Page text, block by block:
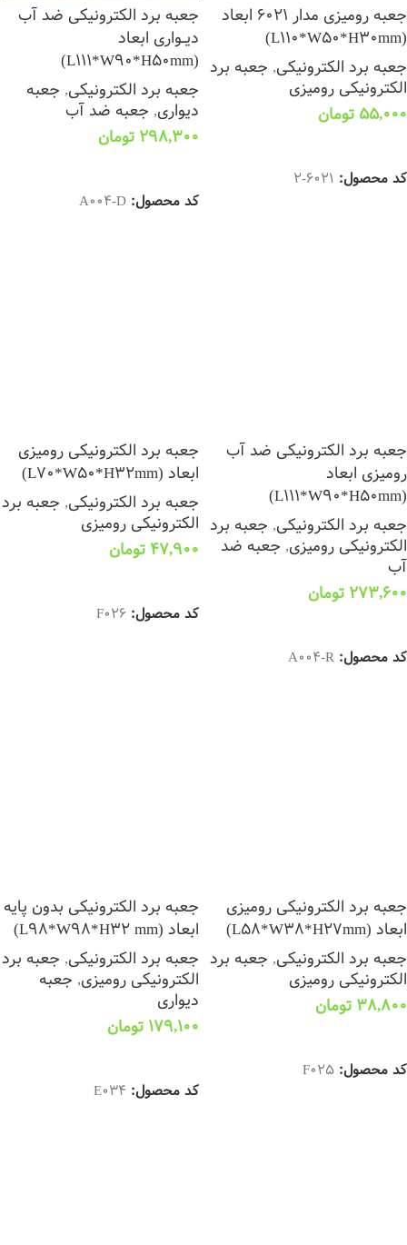
جعبه رومیزی مدار 6021 ابعاد
(L110*W50*H30mm)
جعبه برد الکترونیکی, جعبه برد
الکترونیکی رومیزی
55,000 تومان
کد محصول: 6021-2
جعبه برد الکترونیکی ضد آب
دیــواری ابعاد
(L111*W90*H50mm)
جعبه برد الکترونیکی, جعبه
دیواری, جعبه ضد آب
298,300 تومان
کد محصول: A004-D
جعبه برد الکترونیکی ضد آب
رومیزی ابعاد
(L111*W90*H50mm)
جعبه برد الکترونیکی, جعبه برد
الکترونیکی رومیزی, جعبه ضد
آب
273,600 تومان
کد محصول: A004-R
جعبه برد الکترونیکی رومیزی
ابعاد (L70*W50*H32mm)
جعبه برد الکترونیکی, جعبه برد
الکترونیکی رومیزی
47,900 تومان
کد محصول: F026
جعبه برد الکترونیکی رومیزی
ابعاد (L58*W38*H27mm)
جعبه برد الکترونیکی, جعبه برد
الکترونیکی رومیزی
38,800 تومان
کد محصول: F025
جعبه برد الکترونیکی بدون پایه
ابعاد (L98*W98*H32 mm)
جعبه برد الکترونیکی, جعبه برد
الکترونیکی رومیزی, جعبه
دیواری
179,100 تومان
کد محصول: E034